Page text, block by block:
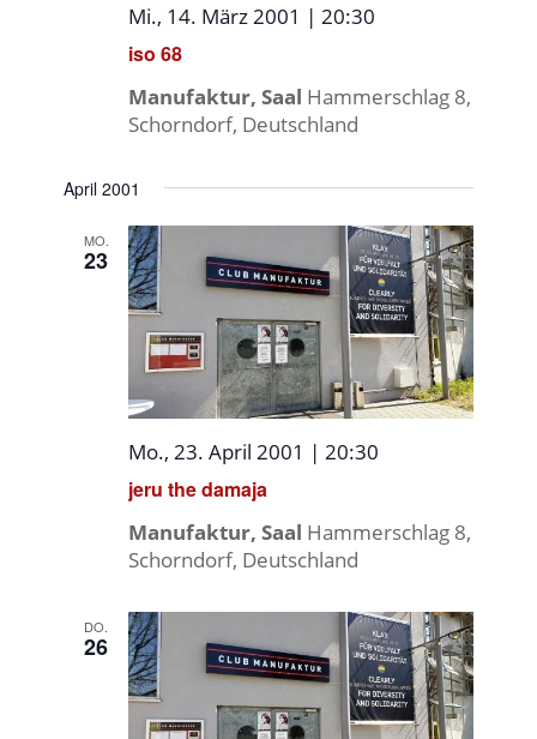
iso 68
Mi., 14. März 2001 | 20:30
Manufaktur, Saal Hammerschlag 8,
Schorndorf, Deutschland
April 2001
MO.
23
jeru the damaja
Mo., 23. April 2001 | 20:30
Manufaktur, Saal Hammerschlag 8,
Schorndorf, Deutschland
DO.
26